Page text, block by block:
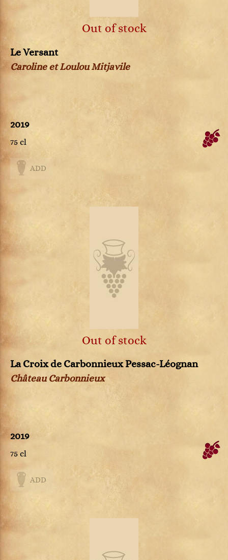
Out of stock
Le Versant
Caroline et Loulou Mitjavile
2019
75 cl
ADD
Out of stock
La Croix de Carbonnieux Pessac-Léognan
Château Carbonnieux
2019
75 cl
ADD